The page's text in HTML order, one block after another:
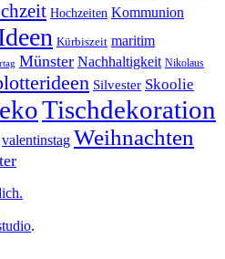
Hochzeiten Kommunion
Kürbiszeit maritim
Münster Nachhaltigkeit Nikolaus
Silvester Skoolie
Tischdekoration
valentinstag Weihnachten
.